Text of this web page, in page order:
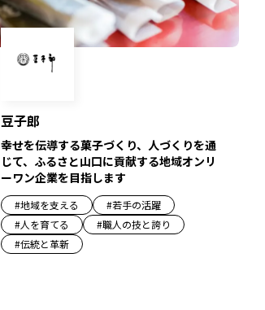
豆子郎
幸せを伝導する菓子づくり、人づくりを通
じて、ふるさと山口に貢献する地域オンリ
ーワン企業を目指します
#地域を支える #若手の活躍
#人を育てる #職人の技と誇り
#伝統と革新